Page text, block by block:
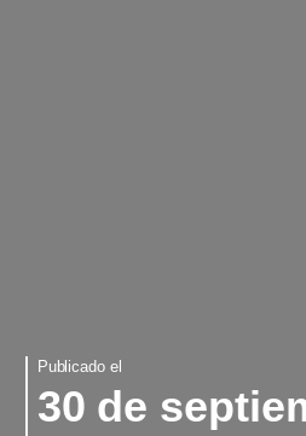
Publicado el
30 de